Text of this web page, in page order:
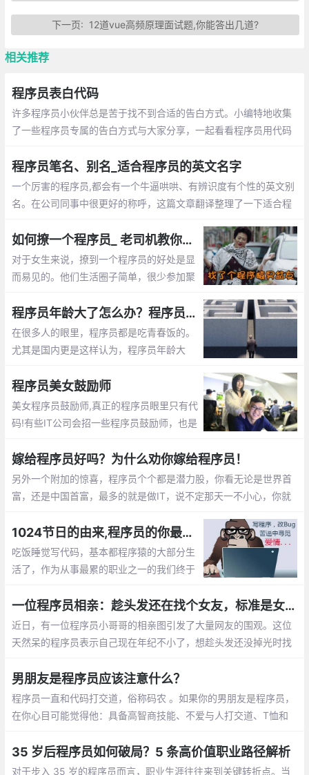
下一页: 12道vue高频原理面试题,你能答出几道?
相关推荐
程序员表白代码
许多程序员小伙伴总是苦于找不到合适的告白方式。小编特地收集
了一些程序员专属的告白方式与大家分享，一起看看程序员用代码
程序员笔名、别名_适合程序员的英文名字
一个厉害的程序员,都会有一个牛逼哄哄、有辨识度有个性的英文别
名。在公司同事中很更好的称呼，这篇文章翻译整理了一下适合程
如何撩一个程序员_ 老司机教你怎么追程序员
对于女生来说，撩到一个程序员的好处是显
而易见的。他们生活圈子简单，很少参加聚
码的路上。这篇文章告诉你怎么撩程序员程序员年龄大了怎么办？程序员年龄大了的出路
在很多人的眼里，程序员都是吃青春饭的。
尤其是国内更是这样认为，程序员年龄大
担心以后的出路了。那么未来大龄程序员的
出路在哪呢？
程序员美女鼓励师
美女程序员鼓励师,真正的程序员眼里只有代
码!有些IT公司会招一些程序员鼓励师，也是
程序员鼓励师的作用，她们总是能激发程序
员们的肾上腺素分泌。
嫁给程序员好吗？为什么劝你嫁给程序员！
另外一个附加的惊喜，程序员个个都是潜力股，你看无论是世界首
富，还是中国首富，最多的就是做IT，说不定那天一不小心，你就
序员收入稳定，生活安逸，属于长期持有型成长股
1024节日的由来,程序员的你最想对自己说的是什么？【1024程序员节日】
吃饭睡觉写代码，基本都程序猿的大部分生
活了，作为从事最累的职业之一的我们终于
序员致敬，向自己致敬，向未来致敬。
一位程序员相亲：趁头发还在找个女友，标准是女孩就行
近日，有一位程序员小哥哥的相亲图引发了大量网友的围观。这位
天然呆的程序员表示自己现在年纪不小了，想趁头发还没掉光时找
男朋友是程序员应该注意什么？
程序员一直和代码打交道，俗称码农 。如果你的男朋友是程序员，
在你心目可能觉得他：具备高智商技能、不爱与人打交道、T恤和
相处呢，需要你应该注意什么呢？
35 岁后程序员如何破局？5 条高价值职业路径解析
对于步入 35 岁的程序员而言，职业生涯往往来到关键转折点。当